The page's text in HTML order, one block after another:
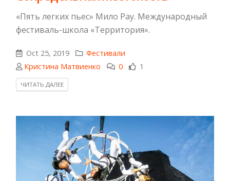
«Пять легких пьес» Мило Рау. Международный
фестиваль-школа «Территория».
Oct 25, 2019
Фестивали
Кристина Матвиенко
0 1
ЧИТАТЬ ДАЛЕЕ